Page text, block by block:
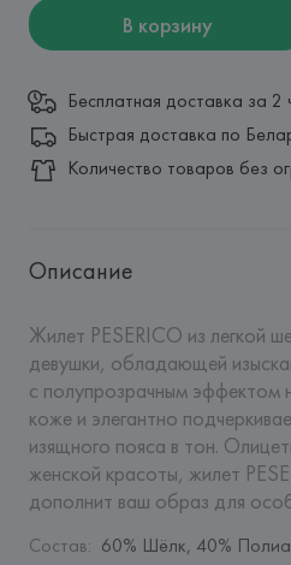
В корзину
Бесплатная доставка за
Быстрая доставка по
Количество товаров без
Описание
Жилет PESERICO из легкой
девушки, обладающей
с полупрозрачным
коже и элегантно
изящного пояса в тон.
женской красоты, жилет
дополнит ваш образ для
Состав: 60% Шёлк, 40%